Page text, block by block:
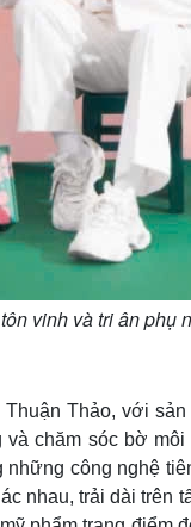
vinh và tri ân phụ
Thảo, với
chăm sóc bờ
công nghệ
nhau, trải dài trên